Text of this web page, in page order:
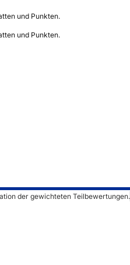
und Punkten.
und Punkten.
der gewichteten Teilbewertungen.